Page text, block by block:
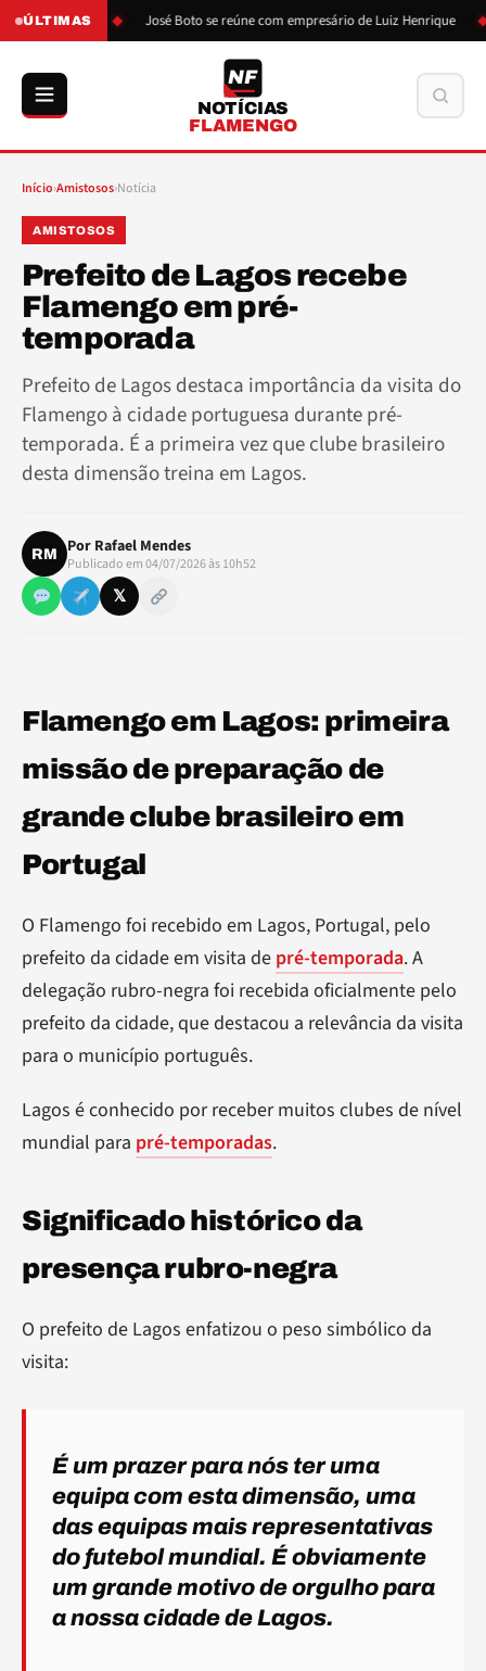
ÚLTIMAS
de Boto José Boto se reúne com empresário de Luiz Henrique
NF
NOTÍCIAS
FLAMENGO
Início›Amistosos›Notícia
AMISTOSOS
Prefeito de Lagos recebe
Flamengo em pré-
temporada
Prefeito de Lagos destaca importância da visita do
Flamengo à cidade portuguesa durante pré-
temporada. É a primeira vez que clube brasileiro
desta dimensão treina em Lagos.
RM Por Rafael Mendes
Publicado em 04/07/2026 às 10h52
𝕏
Flamengo em Lagos: primeira
missão de preparação de
grande clube brasileiro em
Portugal
O Flamengo foi recebido em Lagos, Portugal, pelo
prefeito da cidade em visita de pré-temporada. A
delegação rubro-negra foi recebida oficialmente pelo
prefeito da cidade, que destacou a relevância da visita
para o município português.
Lagos é conhecido por receber muitos clubes de nível
mundial para pré-temporadas.
Significado histórico da
presença rubro-negra
O prefeito de Lagos enfatizou o peso simbólico da
visita:
É um prazer para nós ter uma
equipa com esta dimensão, uma
das equipas mais representativas
do futebol mundial. É obviamente
um grande motivo de orgulho para
a nossa cidade de Lagos.